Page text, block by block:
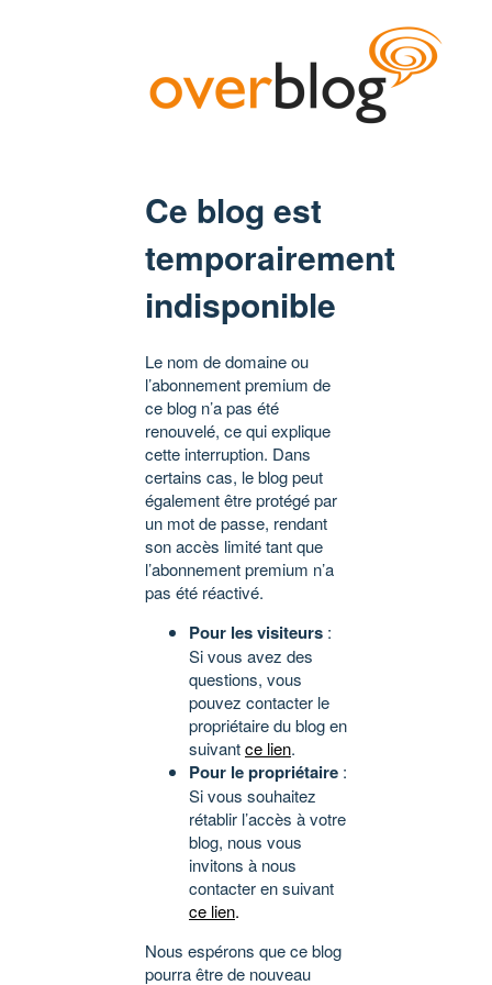
Ce blog est
temporairement
indisponible
Le nom de domaine ou
l’abonnement premium de
ce blog n’a pas été
renouvelé, ce qui explique
cette interruption. Dans
certains cas, le blog peut
également être protégé par
un mot de passe, rendant
son accès limité tant que
l’abonnement premium n’a
pas été réactivé.
Pour les visiteurs :
Si vous avez des
questions, vous
pouvez contacter le
propriétaire du blog en
suivantce lien.
Pour le propriétaire :
Si vous souhaitez
rétablir l’accès à votre
blog, nous vous
invitons à nous
contacter en suivant
ce lien.
Nous espérons que ce blog
pourra être de nouveau